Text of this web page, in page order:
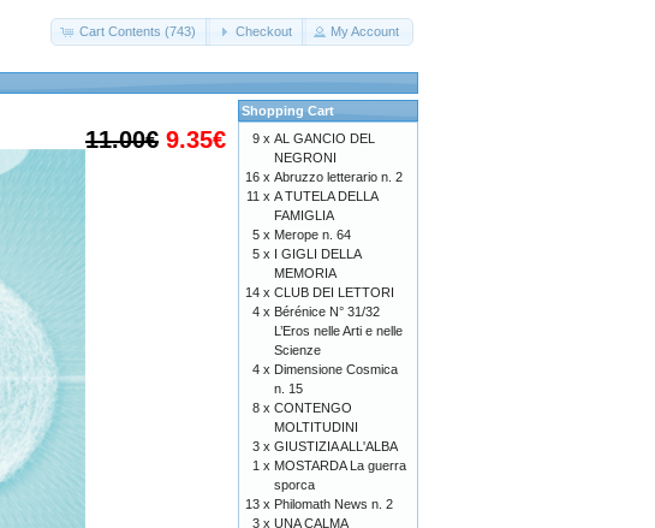
Cart Contents (743) Checkout My Account
11.00€ 9.35€
Shopping Cart
9 x AL GANCIO DEL
NEGRONI
16 x Abruzzo letterario n. 2
11 x A TUTELA DELLA
FAMIGLIA
5 x Merope n. 64
5 x I GIGLI DELLA
MEMORIA
14 x CLUB DEI LETTORI
4 x Bérénice N° 31/32
L’Eros nelle Arti e nelle
Scienze
4 x Dimensione Cosmica
n. 15
8 x CONTENGO
MOLTITUDINI
3 x GIUSTIZIA ALL'ALBA
1 x MOSTARDA La guerra
sporca
13 x Philomath News n. 2
3 x UNA CALMA